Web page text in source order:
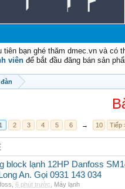
tiên bạn ghé thăm dmec.vn và có
viên để bắt đầu đăng bán sản
1 2 3 4 5 6 → 10 Tiếp
block lạnh 12HP Danfoss
An. Gọi 0931 143 034
6 phút trước Máy lạnh